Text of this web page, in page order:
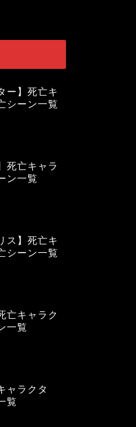
ー】死亡キ
シーン一覧
死亡キャラ
ン一覧
ス】死亡キ
シーン一覧
亡キャラク
一覧
ャラクタ
覧